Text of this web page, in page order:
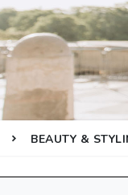
BEAUTY &